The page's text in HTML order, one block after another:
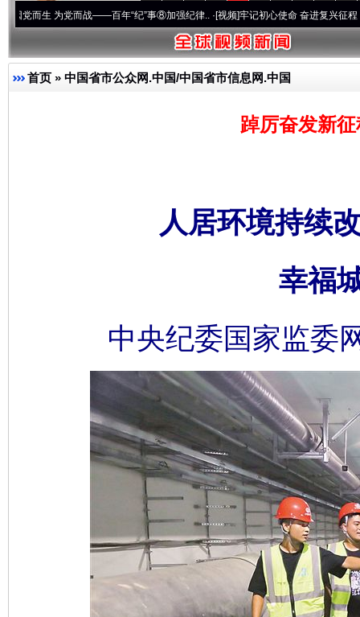
党而战——百年“纪”事⑧加强纪律..·[视频]牢记初心使命 奋进复兴征程丨“转折之城”
首页 » 中国省市公众网.中国/中国省市信息网.中国
踔厉奋发新
人居环境持续
幸福
中央纪委国家监委